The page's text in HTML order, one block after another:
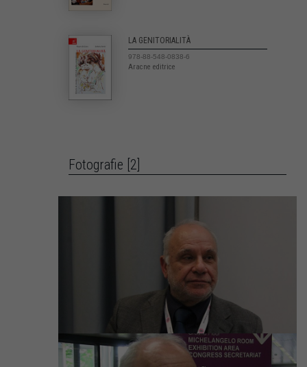
LA GENITORIALITÀ
978-88-548-0838-6
Aracne editrice
Fotografie [2]